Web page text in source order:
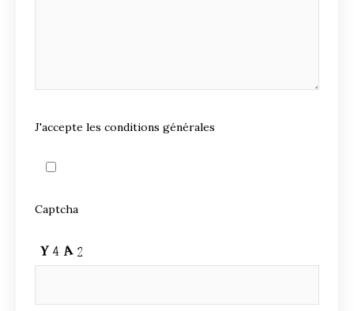
J'accepte les conditions générales
Captcha